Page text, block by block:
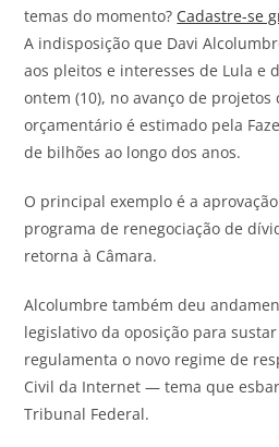
temas do momento? Cadastre-se
A indisposição que Davi
aos pleitos e interesses de Lula e
ontem (10), no avanço de projetos
orçamentário é estimado pela
de bilhões ao longo dos anos.
O principal exemplo é a
programa de renegociação de
retorna à Câmara.
Alcolumbre também deu
legislativo da oposição para
regulamenta o novo regime de
Civil da Internet — tema que
Tribunal Federal.